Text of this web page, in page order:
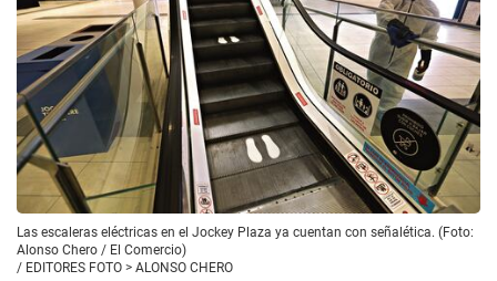
Las escaleras eléctricas en el Jockey Plaza ya cuentan con señalética. (Foto:
Alonso Chero / El Comercio)
/ EDITORES FOTO > ALONSO CHERO